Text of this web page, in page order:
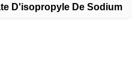
D'isopropyle De Sodium